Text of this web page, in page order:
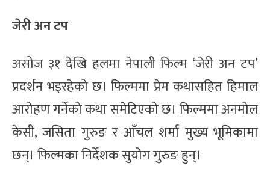
जेरी अन टप
असोज ३१ देखि हलमा नेपाली फिल्म ‘जेरी अन टप’
प्रदर्शन भइरहेको छ। फिल्ममा प्रेम कथासहित हिमाल
आरोहण गर्नेको कथा समेटिएको छ। फिल्ममा अनमोल
केसी, जसिता गुरुङ र आँचल शर्मा मुख्य भूमिकामा
छन्। फिल्मका निर्देशक सुयोग गुरुङ हुन्।